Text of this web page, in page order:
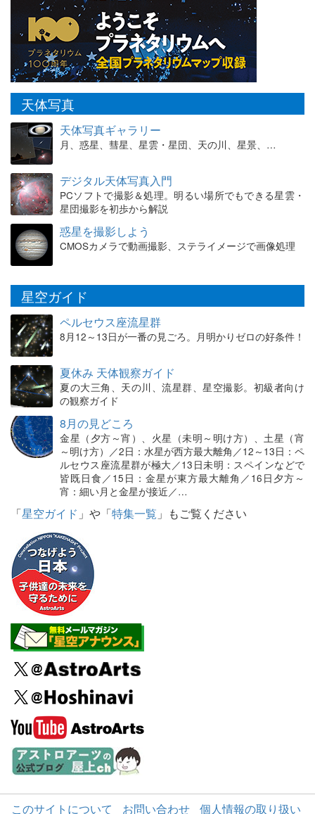
天体写真
天体写真ギャラリー
月、惑星、彗星、星雲・星団、天の川、星景、…
デジタル天体写真入門
PCソフトで撮影＆処理。明るい場所でもできる星雲・
星団撮影を初歩から解説
惑星を撮影しよう
CMOSカメラで動画撮影、ステライメージで画像処理
星空ガイド
ペルセウス座流星群
8月12～13日が一番の見ごろ。月明かりゼロの好条件！
夏休み 天体観察ガイド
夏の大三角、天の川、流星群、星空撮影。初級者向け
の観察ガイド
8月の見どころ
金星（夕方～宵）、火星（未明～明け方）、土星（宵
～明け方）／2日：水星が西方最大離角／12～13日：ペ
ルセウス座流星群が極大／13日未明：スペインなどで
皆既日食／15日：金星が東方最大離角／16日夕方～
宵：細い月と金星が接近／…
「星空ガイド 」や「特集一覧 」もご覧ください
このサイトについて お問い合わせ 個人情報の取り扱い